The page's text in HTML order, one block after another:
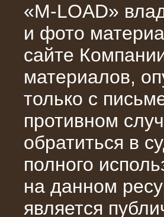
10.04.2015
Аренда нагрузочного
10 кВ
28.02.2015
Нагрузочные модули 700 кВт
штуки)
«M-LOAD»
и фото
сайте
материалов,
только с
противном
обратиться в
полного
на данном
является